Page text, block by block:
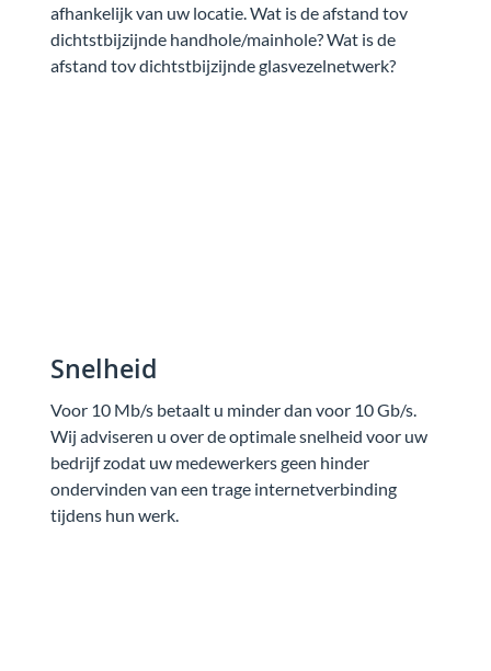
afhankelijk van uw locatie. Wat is de afstand tov
dichtstbijzijnde handhole/mainhole? Wat is de
afstand tov dichtstbijzijnde glasvezelnetwerk?
Snelheid
Voor 10 Mb/s betaalt u minder dan voor 10 Gb/s.
Wij adviseren u over de optimale snelheid voor uw
bedrijf zodat uw medewerkers geen hinder
ondervinden van een trage internetverbinding
tijdens hun werk.